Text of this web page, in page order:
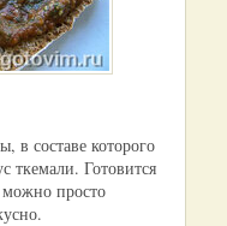
в составе которого
ткемали. Готовится
просто